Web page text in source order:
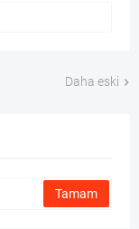
Daha eski